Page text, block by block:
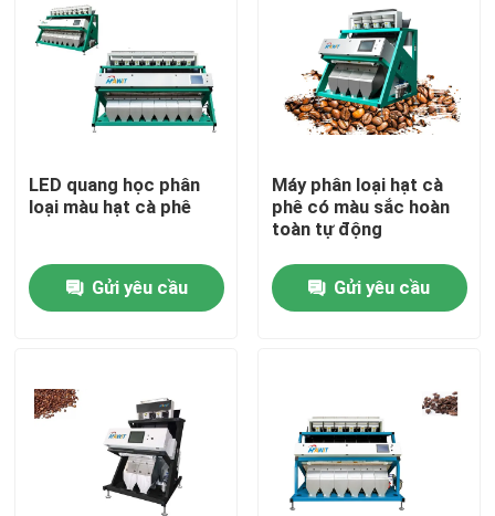
Về chúng tôi
Tham quan nhà máy
Tin tức
máy phân loại màu gạo
máy phân loại màu hạt
LED quang học phân
loại màu hạt cà phê
Gửi yêu cầu
Máy phân loại hạt cà
phê có màu sắc hoàn
toàn tự động
Gửi yêu cầu